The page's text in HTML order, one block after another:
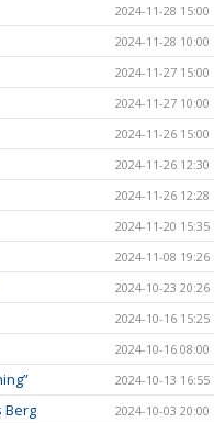
2024-11-28 15:00
2024-11-28 10:00
2024-11-27 15:00
2024-11-27 10:00
2024-11-26 15:00
2024-11-26 12:30
2024-11-26 12:28
2024-11-20 15:35
2024-11-08 19:26
2024-10-23 20:26
2024-10-16 15:25
2024-10-16 08:00
2024-10-13 16:55
Berg 2024-10-03 20:00